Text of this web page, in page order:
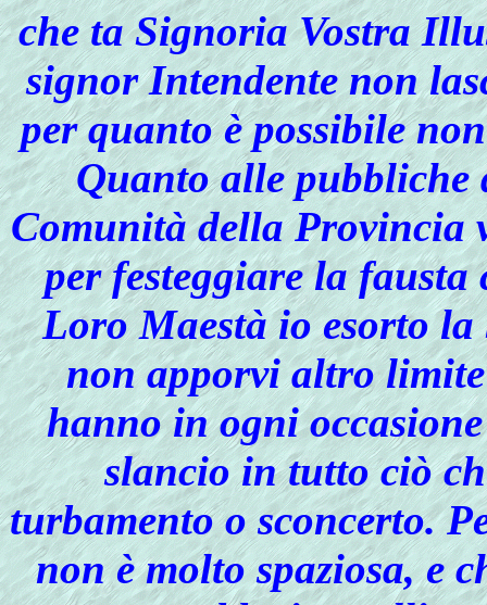
che ta Signoria Vostra
signor Intendente non
per quanto è possibile
Quanto alle pubbliche
Comunità della Provincia
per festeggiare la fausta
Loro Maestà io esorto
non apporvi altro
hanno in ogni
slancio in tutto ciò
turbamento o sconcerto.
non è molto spaziosa, e